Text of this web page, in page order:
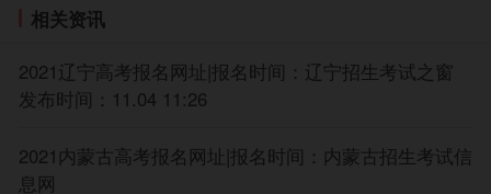
(二)统考和单考的外语考试分英语、俄语、日语、
考非英语语种的统考考生报名区统一为西城区。
听力最高成绩与笔试成绩一同组成外语科目成绩计入高
考总分。英语听力实行计算机考试，第一次考试于2019
相关资讯
2021辽宁高考报名网址|报名时间：辽宁招生考试之窗
发布时间：11.04 11:26
2021内蒙古高考报名网址|报名时间：内蒙古招生考试信
息网